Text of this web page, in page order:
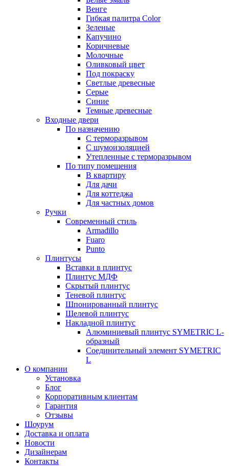
Венге
Гибкая палитра Color
Зеленые
Капучино
Коричневые
Молочные
Оливковый цвет
Под покраску
Светлые древесные
Серые
Синие
Темные древесные
Входные двери
По назначению
С терморазрывом
С шумоизоляцией
Утепленные с терморазрывом
По типу помещения
В квартиру
Для дачи
Для коттеджа
Для частных домов
Ручки
Современный стиль
Armadillo
Fuaro
Punto
Плинтусы
Вставки в плинтус
Плинтус МДФ
Скрытый плинтус
Теневой плинтус
Шпонированный плинтус
Щелевой плинтус
Накладной плинтус
Алюминиевый плинтус SYMETRIC L-
образный
Соединительный элемент SYMETRIC
L
О компании
Установка
Блог
Корпоративным клиентам
Гарантия
Отзывы
Шоурум
Доставка и оплата
Новости
Дизайнерам
Контакты